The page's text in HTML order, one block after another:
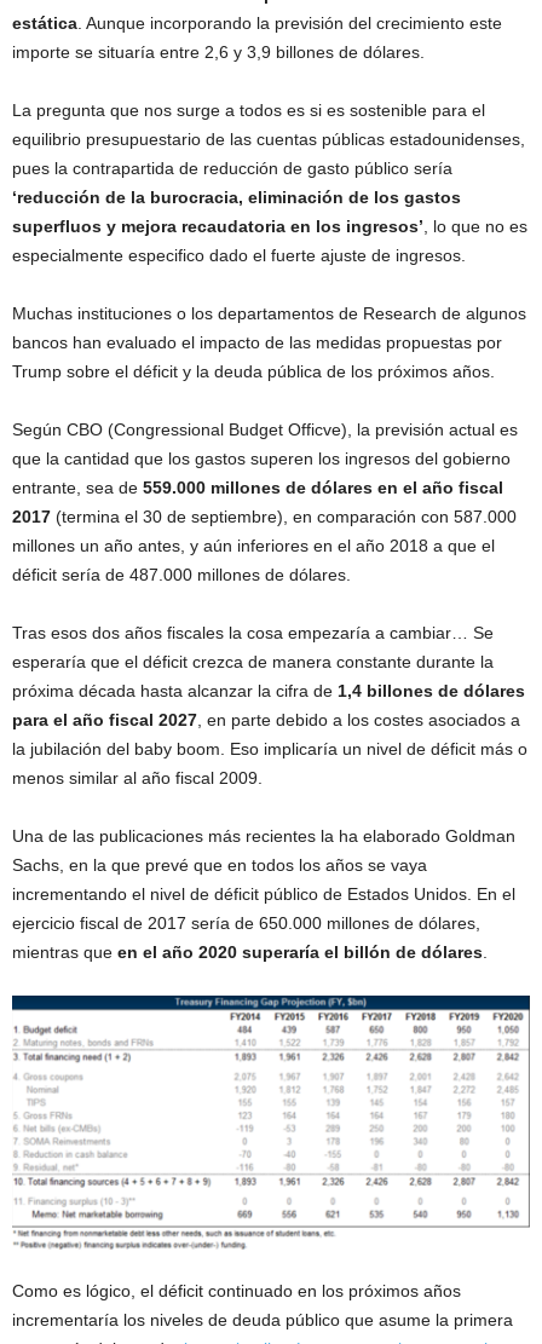
estática . Aunque incorporando la previsión del crecimiento este
importe se situaría entre 2,6 y 3,9 billones de dólares.
La pregunta que nos surge a todos es si es sostenible para el
equilibrio presupuestario de las cuentas públicas estadounidenses,
pues la contrapartida de reducción de gasto público sería
‘reducción de la burocracia, eliminación de los gastos
superfluos y mejora recaudatoria en los ingresos’ , lo que no es
especialmente especifico dado el fuerte ajuste de ingresos.
Muchas instituciones o los departamentos de Research de algunos
bancos han evaluado el impacto de las medidas propuestas por
Trump sobre el déficit y la deuda pública de los próximos años.
Según CBO (Congressional Budget Officve), la previsión actual es
que la cantidad que los gastos superen los ingresos del gobierno
entrante, sea de 559.000 millones de dólares en el año fiscal
2017 (termina el 30 de septiembre), en comparación con 587.000
millones un año antes, y aún inferiores en el año 2018 a que el
déficit sería de 487.000 millones de dólares.
Tras esos dos años fiscales la cosa empezaría a cambiar… Se
esperaría que el déficit crezca de manera constante durante la
próxima década hasta alcanzar la cifra de 1,4 billones de dólares
para el año fiscal 2027 , en parte debido a los costes asociados a
la jubilación del baby boom. Eso implicaría un nivel de déficit más o
menos similar al año fiscal 2009.
Una de las publicaciones más recientes la ha elaborado Goldman
Sachs, en la que prevé que en todos los años se vaya
incrementando el nivel de déficit público de Estados Unidos. En el
ejercicio fiscal de 2017 sería de 650.000 millones de dólares,
mientras que en el año 2020 superaría el billón de dólares
Como es lógico, el déficit continuado en los próximos años
incrementaría los niveles de deuda público que asume la primera